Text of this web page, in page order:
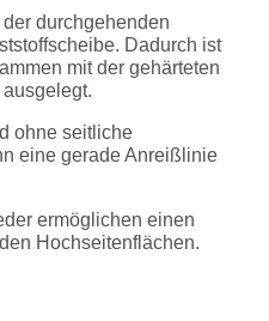
durchgehenden
Dadurch ist
mit der gehärteten
ohne seitliche
eine gerade Anreißlinie
ermöglichen einen
Hochseitenflächen.